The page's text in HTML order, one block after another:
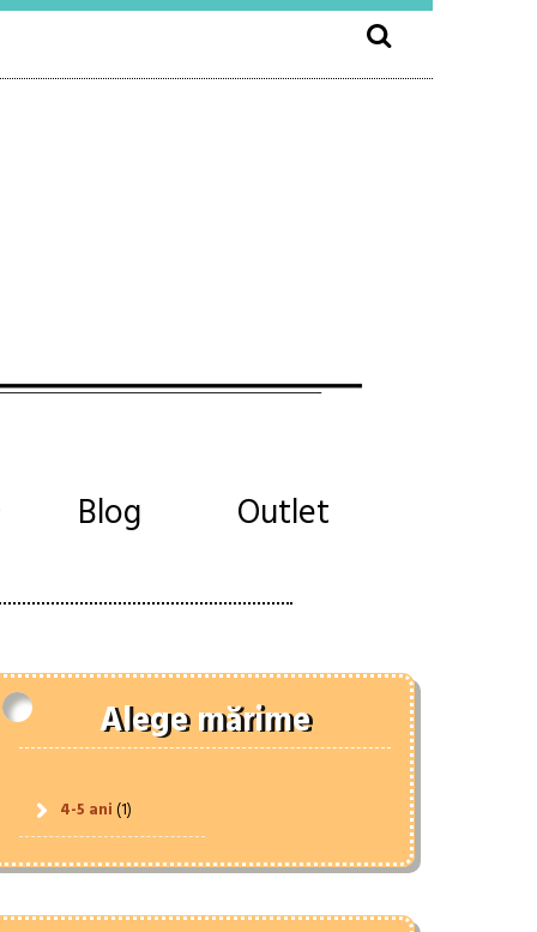
Blog Outlet
Alege mărime
4-5 ani(1)